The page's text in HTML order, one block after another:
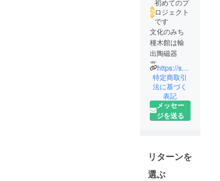
初めてのプ
ロジェクト
です
文化のみち
橦木館は輸
出陶磁器
商、
井元為三郎
によって建
てられまし
た。
その館は、
せるよう静
かに佇み、
大正末から
https://shumokukan.jp/
特定商取引
法に基づく
表記
メッセー
ジを送る
リターンを
選ぶ